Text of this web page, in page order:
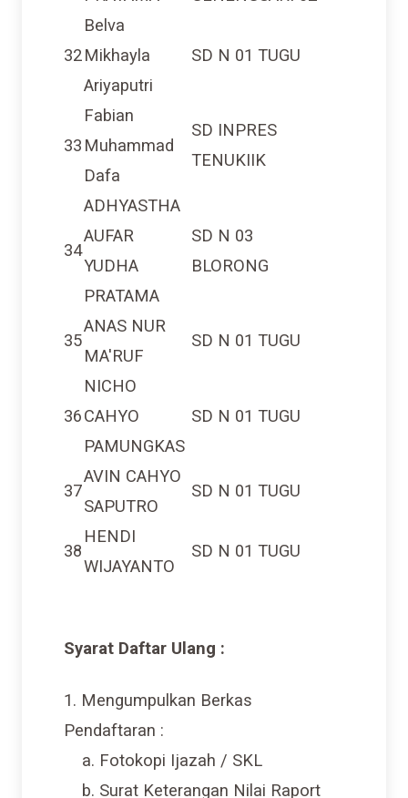
32
Belva
Mikhayla
Ariyaputri
SD N 01 TUGU
33
Fabian
Muhammad
Dafa
SD INPRES
TENUKIIK
34
ADHYASTHA
AUFAR
YUDHA
PRATAMA
SD N 03
BLORONG
35
ANAS NUR
MA'RUF
SD N 01 TUGU
36
NICHO
CAHYO
PAMUNGKAS
SD N 01 TUGU
37
AVIN CAHYO
SAPUTRO
SD N 01 TUGU
38
HENDI
WIJAYANTO
SD N 01 TUGU
Syarat Daftar Ulang :
1. Mengumpulkan Berkas
Pendaftaran :
a. Fotokopi Ijazah / SKL
b. Surat Keterangan Nilai Raport